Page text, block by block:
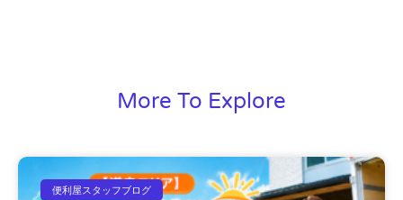
More To Explore
便利屋スタッフブログ